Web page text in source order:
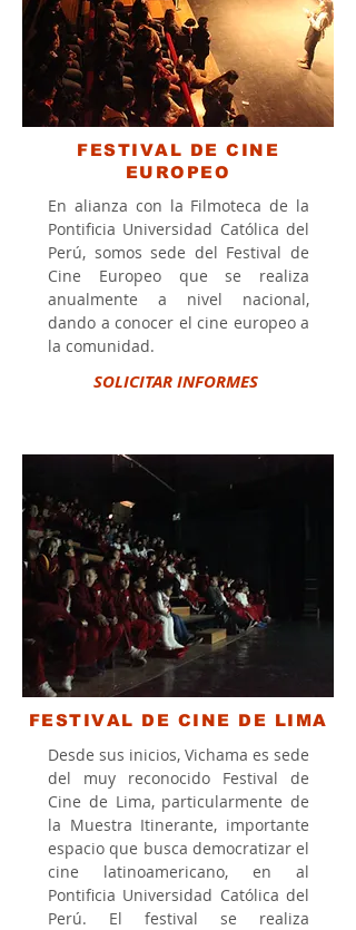
FESTIVAL DE CINE
EUROPEO
En alianza con la Filmoteca de la
Pontificia Universidad Católica del
Perú, somos sede del Festival de
Cine Europeo que se realiza
anualmente a nivel nacional,
dando a conocer el cine europeo a
la comunidad.
SOLICITAR INFORMES
FESTIVAL DE CINE DE LIMA
Desde sus inicios, Vichama es sede
del muy reconocido Festival de
Cine de Lima, particularmente de
la Muestra Itinerante, importante
espacio que busca democratizar el
cine latinoamericano, en al
Pontificia Universidad Católica del
Perú. El festival se realiza